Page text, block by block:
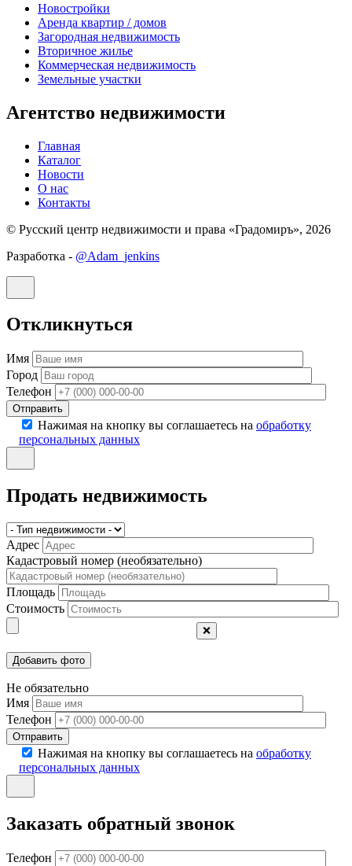
Новостройки
Аренда квартир / домов
Загородная недвижимость
Вторичное жилье
Коммерческая недвижимость
Земельные участки
Агентство недвижимости
Главная
Каталог
Новости
О нас
Контакты
© Русский центр недвижимости и права «Градомиръ», 2026
Разработка - @Adam_jenkins
Откликнуться
Имя
Город
Телефон
Отправить
Нажимая на кнопку вы соглашаетесь на обработку
персональных данных
Продать недвижимость
Адрес
Кадастровый номер (необязательно)
Площадь
Стоимость
❌
Не обязательно
Имя
Телефон
Отправить
Нажимая на кнопку вы соглашаетесь на обработку
персональных данных
Заказать обратный звонок
Телефон